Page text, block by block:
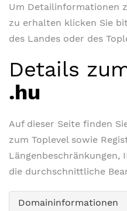
Um Detailinformationen
zu erhalten klicken Sie
des Landes oder des
Details
.hu
Auf dieser Seite finden
zum Toplevel sowie
die durchschnittliche
Domaininformationen